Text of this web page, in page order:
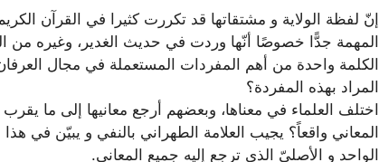
إنّ لفظة الولاية و مشتقاتها قد تكررت كثيرا في القرآن
المهمة جدًّا خصوصًا أنّها وردت في حديث الغدير، وغيره
الكلمة واحدة من أهم المفردات المستعملة في مجال
المراد بهذه المفردة؟
اختلف العلماء في معناها، وبعضهم أرجع معانيها إلى ما
المعاني واقعاً؟ يجيب العلامة الطهراني بالنفي و يبيّن في
الواحد و الأصليّ الذي ترجع إليه جميع المعاني.